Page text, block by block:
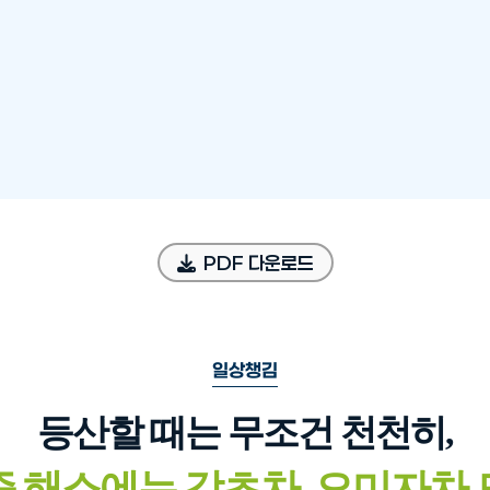
PDF 다운로드
일상챙김
등산할 때는 무조건 천천히,